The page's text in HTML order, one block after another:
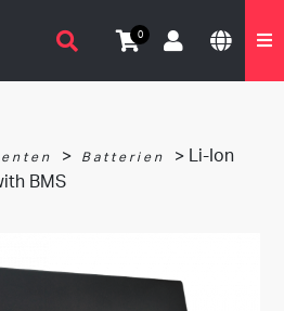
0
> Batterien
> Li-Ion
BMS